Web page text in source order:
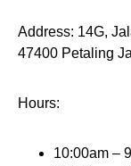
Address: 14G,
47400 Petaling
Hours:
10:00am –